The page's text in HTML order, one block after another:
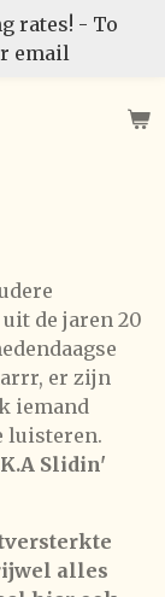
rates! - To
email
de jaren 20
er zijn
iemand
luisteren.
Slidin'
alles